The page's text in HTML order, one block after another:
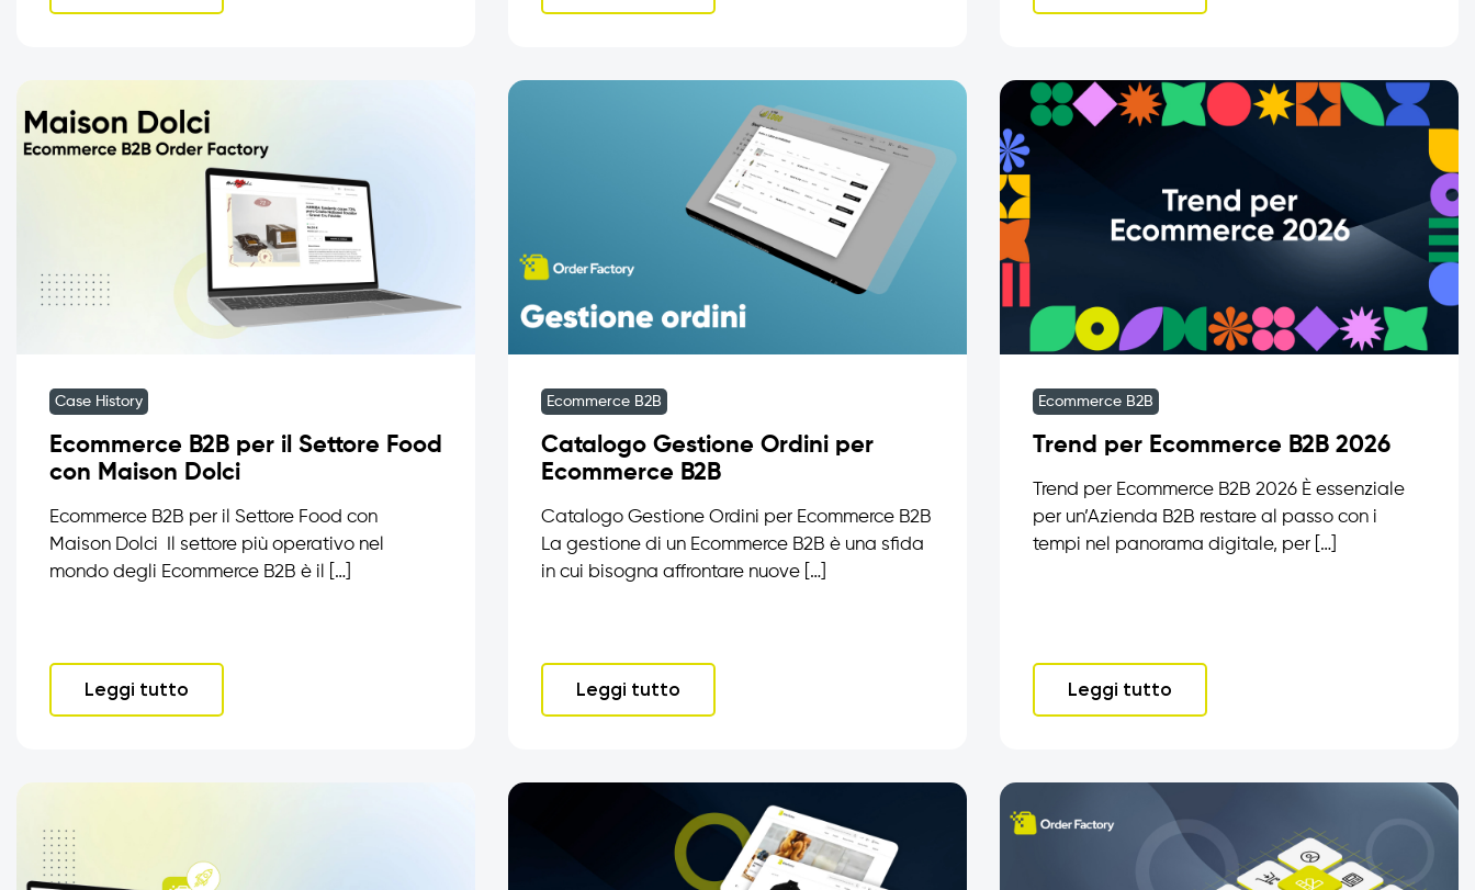
Case History
Ecommerce B2B per il Settore Food
con Maison Dolci
Ecommerce B2B per il Settore Food con
Maison Dolci Il settore più operativo nel
mondo degli Ecommerce B2B è il […]
Leggi tutto
Ecommerce B2B
Catalogo Gestione Ordini per
Ecommerce B2B
Catalogo Gestione Ordini per Ecommerce B2B
La gestione di un Ecommerce B2B è una sfida
in cui bisogna affrontare nuove […]
Leggi tutto
Ecommerce B2B
Trend per Ecommerce B2B 2026
Trend per Ecommerce B2B 2026 È essenziale
per un’Azienda B2B restare al passo con i
tempi nel panorama digitale, per […]
Leggi tutto